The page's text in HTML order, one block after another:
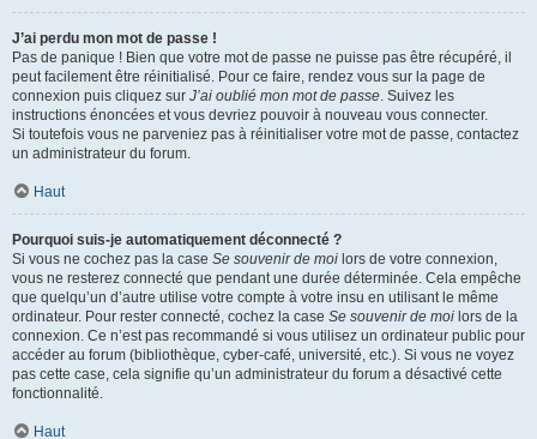
J’ai perdu mon mot de passe !
Pas de panique ! Bien que votre mot de passe ne puisse pas être récupéré, il
peut facilement être réinitialisé. Pour ce faire, rendez vous sur la page de
connexion puis cliquez sur J’ai oublié mon mot de passe. Suivez les
instructions énoncées et vous devriez pouvoir à nouveau vous connecter.
Si toutefois vous ne parveniez pas à réinitialiser votre mot de passe, contactez
un administrateur du forum.
Haut
Pourquoi suis-je automatiquement déconnecté ?
Si vous ne cochez pas la case Se souvenir de moi lors de votre connexion,
vous ne resterez connecté que pendant une durée déterminée. Cela empêche
que quelqu’un d’autre utilise votre compte à votre insu en utilisant le même
ordinateur. Pour rester connecté, cochez la case Se souvenir de moi lors de la
connexion. Ce n’est pas recommandé si vous utilisez un ordinateur public pour
accéder au forum (bibliothèque, cyber-café, université, etc.). Si vous ne voyez
pas cette case, cela signifie qu’un administrateur du forum a désactivé cette
fonctionnalité.
Haut